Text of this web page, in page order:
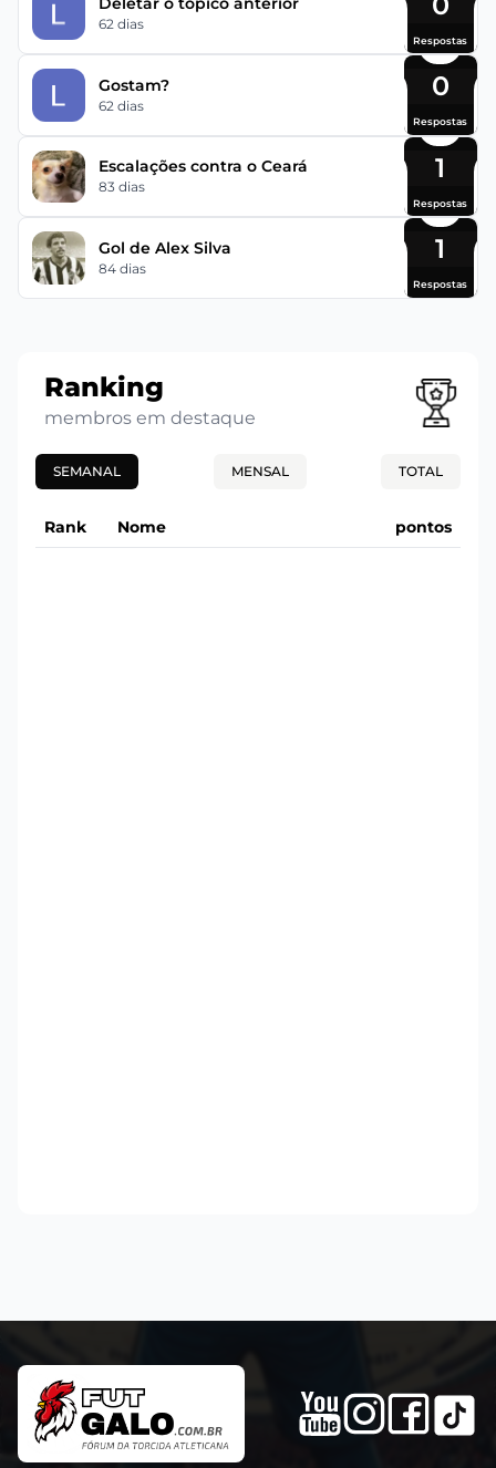
62 dias
Respostas
Gostam?
62 dias
0
Respostas
Escalações contra o Ceará
83 dias
1
Respostas
Gol de Alex Silva
84 dias
1
Respostas
Ranking
membros em destaque
SEMANAL MENSAL TOTAL
Rank Nome pontos